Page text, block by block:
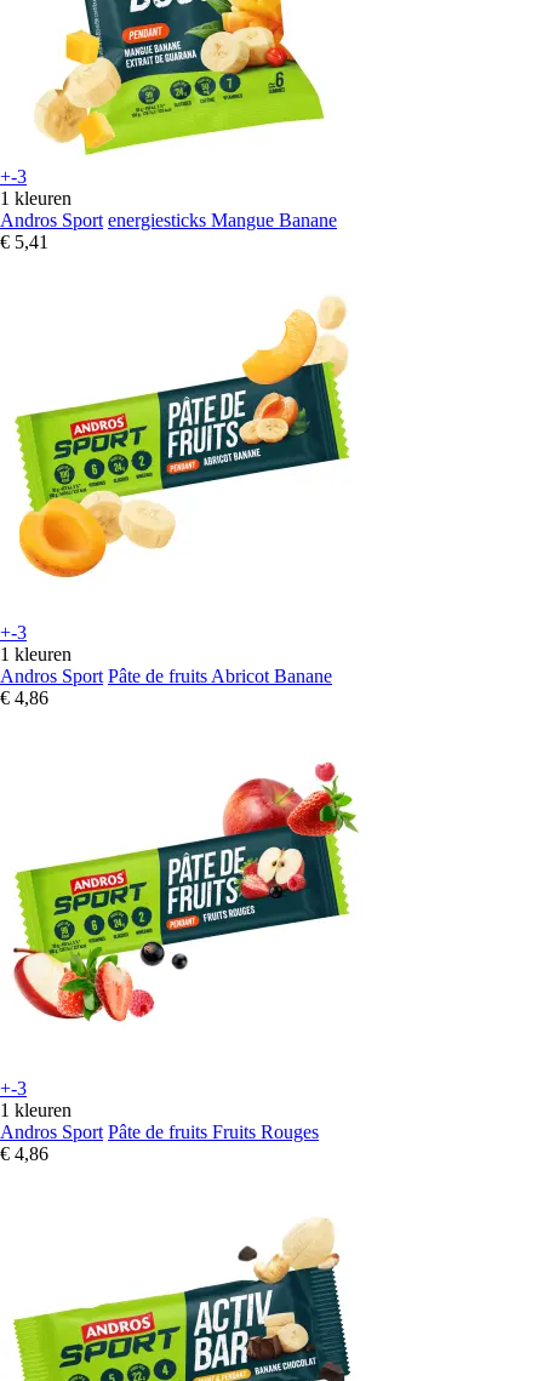
+-3
1 kleuren
Andros Sport energiesticks Mangue Banane
€ 5,41
+-3
1 kleuren
Andros Sport Pâte de fruits Abricot Banane
€ 4,86
+-3
1 kleuren
Andros Sport Pâte de fruits Fruits Rouges
€ 4,86